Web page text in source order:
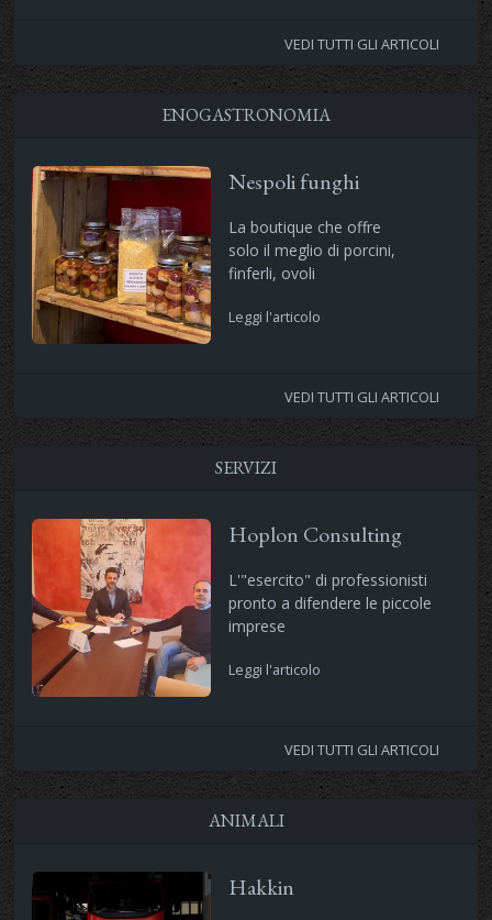
VEDI TUTTI GLI ARTICOLI
ENOGASTRONOMIA
Nespoli funghi
La boutique che offre
solo il meglio di porcini,
finferli, ovoli
Leggi l'articolo
VEDI TUTTI GLI ARTICOLI
SERVIZI
Hoplon Consulting
L'"esercito" di professionisti
pronto a difendere le piccole
imprese
Leggi l'articolo
VEDI TUTTI GLI ARTICOLI
ANIMALI
Hakkin